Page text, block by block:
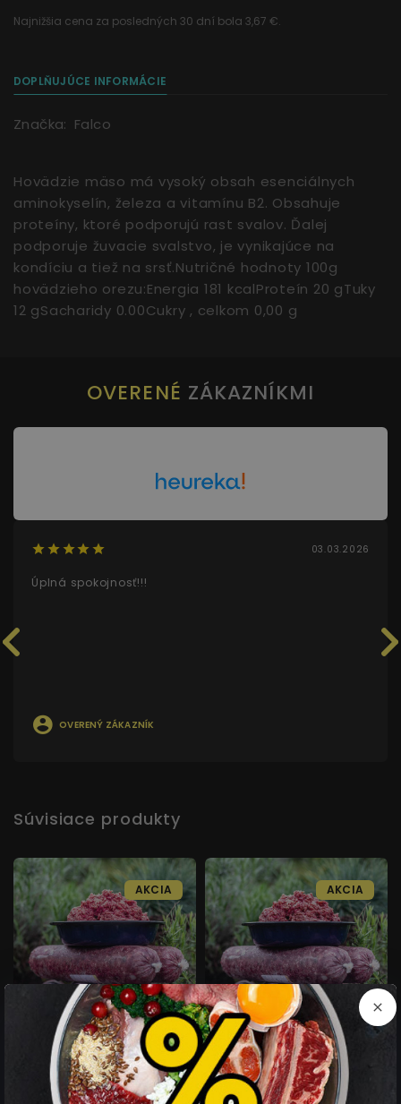
Najnižšia cena za posledných 30 dní bola 3,67 €.
DOPLŇUJÚCE INFORMÁCIE
Značka: Falco
Hovädzie mäso má vysoký obsah esenciálnych
aminokyselín, železa a vitamínu B2. Obsahuje
proteíny, ktoré podporujú rast svalov. Ďalej
podporuje žuvacie svalstvo, je vynikajúce na
kondíciu a tiež na srsť.Nutričné hodnoty 100g
hovädzieho orezu:Energia 181 kcalProteín 20 gTuky
12 gSacharidy 0.00Cukry , celkom 0,00 g
OVERENÉ ZÁKAZNÍKMI
03.03.2026
Úplná spokojnosť!!!
OVERENÝ ZÁKAZNÍK
Súvisiace produkty
Hovädzí orez špeciál s
drobami mleté
AKCIA
Hovädzie mäso s držkami
mleté MIX 1 kg
AKCIA